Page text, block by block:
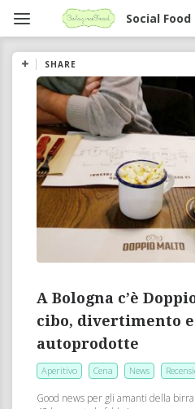
Social
SHARE
A Bologna c’è
cibo, divertimento
autoprodotte
Aperitivo Cena News
Good news per gli amanti della